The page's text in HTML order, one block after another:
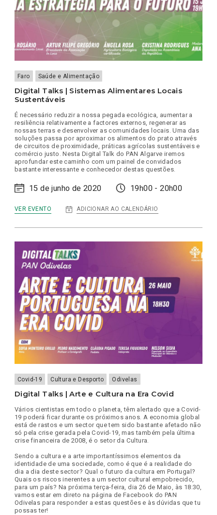
Faro Saúde e Alimentação
Digital Talks | Sistemas Alimentares Locais
Sustentáveis
É necessário reduzir a nossa pegada ecológica, aumentar a
resiliência relativamente a factores externos, regenerar as
nossas terras e desenvolver as comunidades locais. Uma das
soluções passa por aproximar os alimentos do prato através
de circuitos de proximidade, práticas agrícolas sustentáveis e
comércio justo. Nesta Digital Talk do PAN Algarve iremos
aprofundar este caminho com um painel de convidados
bastante interessante e conhecedor destas questões.
15 de junho de 2020 19h00 - 20h00
VER EVENTO ADICIONAR AO CALENDÁRIO
:
DIGITAL
|
LOCAIS
SUSTENTÁVEIS
Covid-19 Cultura e Desporto Odivelas
Digital Talks | Arte e Cultura na Era Covid
Vários cientistas em todo o planeta, têm alertado que a Covid-
19 poderá ficar durante os próximos anos. A economia global
está de rastos e um sector que tem sido bastante afetado não
só pela crise gerada pela Covid-19, mas também pela última
crise financeira de 2008, é o setor da Cultura.
Sendo a cultura e a arte importantíssimos elementos da
identidade de uma sociedade, como é que é a realidade do
dia a dia deste sector? Qual o futuro da cultura em Portugal?
Quais os riscos inerentes a um sector cultural empobrecido,
para um país? Na próxima terça-feira, dia 26 de Maio, às 18:30,
vamos estar em direto na página de Facebook do PAN
Odivelas para responder a estas questões e às dúvidas que tu
possas ter!